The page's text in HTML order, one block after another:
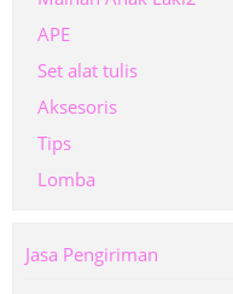
APE
Set alat tulis
Aksesoris
Tips
Lomba
Jasa Pengiriman